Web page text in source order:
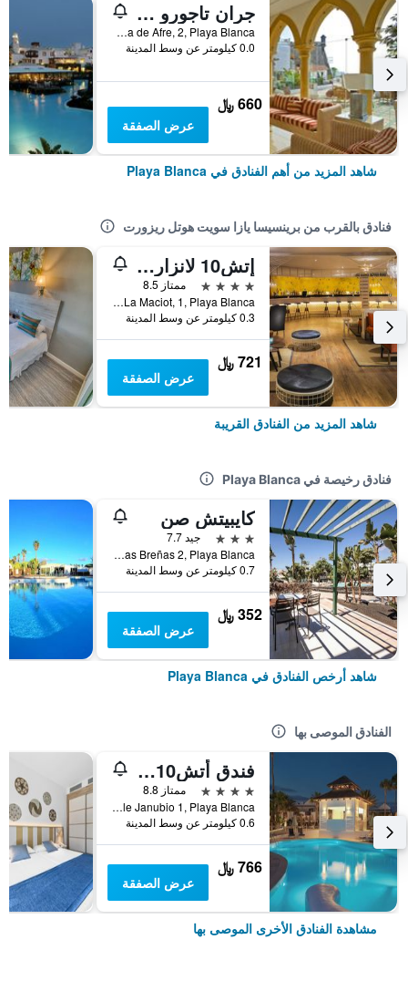
جران تاجورو فاميلي آند فن بلايا بلانكا
Hoya de Afre, 2, Playa Blanca, لنزاروته, أسبانيا
0.0 كيلومتر عن وسط المدينة
660 ﷼
عرض الصفقة
شاهد المزيد من أهم الفنادق في Playa Blanca
فنادق بالقرب من برينسيسا يازا سويت هوتل ريزورت
إتش10 لانزاروت برنسيس
4 نجوم
ممتاز 8.5
La Maciot, 1, Playa Blanca, لنزاروته, أسبانيا
0.3 كيلومتر عن وسط المدينة
721 ﷼
عرض الصفقة
شاهد المزيد من الفنادق القريبة
فنادق رخيصة في Playa Blanca
كايبيتش صن
3 نجوم
جيد 7.7
Las Breñas 2, Playa Blanca, لنزاروته, أسبانيا
0.7 كيلومتر عن وسط المدينة
352 ﷼
عرض الصفقة
شاهد أرخص الفنادق في Playa Blanca
الفنادق الموصى بها
فندق أتش10 وايت سويتس البوتيكي - للبالغين فقط
4 نجوم
ممتاز 8.8
Calle Janubio 1, Playa Blanca, لنزاروته, أسبانيا
0.6 كيلومتر عن وسط المدينة
766 ﷼
عرض الصفقة
مشاهدة الفنادق الأخرى الموصى بها